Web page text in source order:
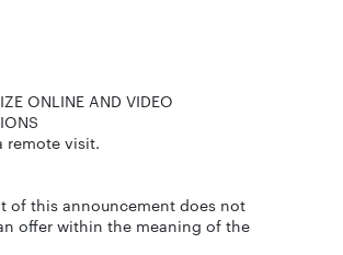
ONLINE AND VIDEO
remote visit.
of this announcement does not
offer within the meaning of the